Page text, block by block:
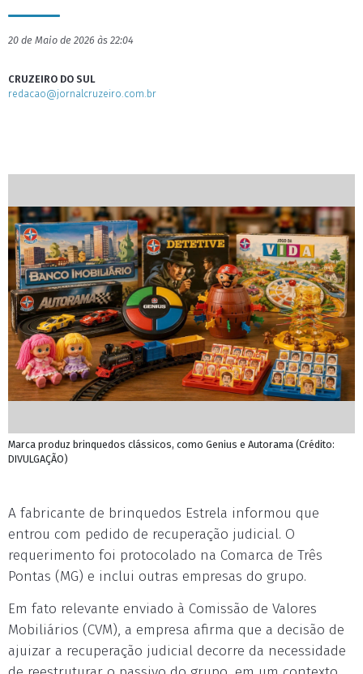
20 de Maio de 2026 às 22:04
CRUZEIRO DO SUL
redacao@jornalcruzeiro.com.br
Marca produz brinquedos clássicos, como Genius e Autorama (Crédito:
DIVULGAÇÃO)
A fabricante de brinquedos Estrela informou que
entrou com pedido de recuperação judicial. O
requerimento foi protocolado na Comarca de Três
Pontas (MG) e inclui outras empresas do grupo.
Em fato relevante enviado à Comissão de Valores
Mobiliários (CVM), a empresa afirma que a decisão de
ajuizar a recuperação judicial decorre da necessidade